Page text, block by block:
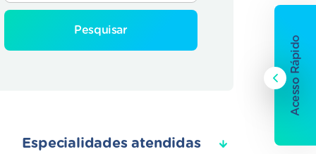
Acesso Rápido
Pesquisar
Especialidades atendidas